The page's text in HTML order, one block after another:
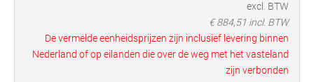
excl. BTW
€884,51 incl. BTW
De vermelde eenheidsprijzen zijn inclusief levering binnen
Nederland of op eilanden die over de weg met het vasteland
zijn verbonden